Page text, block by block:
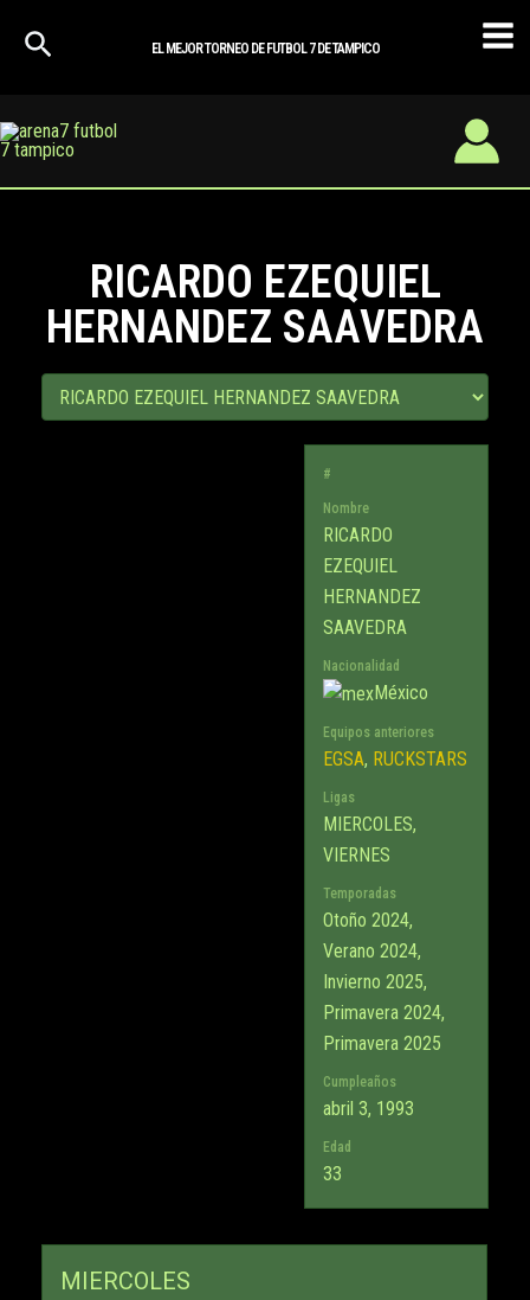
EL MEJOR TORNEO DE FUTBOL 7 DE TAMPICO
RICARDO EZEQUIEL
HERNANDEZ SAAVEDRA
#
Nombre
RICARDO
EZEQUIEL
HERNANDEZ
SAAVEDRA
Nacionalidad
México
Equipos anteriores
EGSA, RUCKSTARS
Ligas
MIERCOLES,
VIERNES
Temporadas
Otoño 2024,
Verano 2024,
Invierno 2025,
Primavera 2024,
Primavera 2025
Cumpleaños
abril 3, 1993
Edad
33
MIERCOLES